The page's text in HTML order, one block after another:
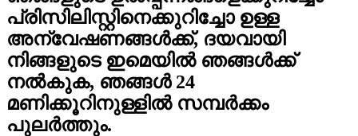
പ്രിസിലിസ്റ്റിനെക്കുറിച്ചോ ഉള്ള
അന്വേഷണങ്ങൾക്ക്, ദയവായി
നിങ്ങളുടെ ഇമെയിൽ ഞങ്ങൾക്ക്
നൽകുക, ഞങ്ങൾ 24
മണിക്കൂറിനുള്ളിൽ സമ്പർക്കം
പുലർത്തും.